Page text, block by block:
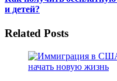
и детей?
Related Posts